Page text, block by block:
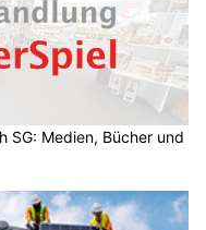
SG: Medien, Bücher und